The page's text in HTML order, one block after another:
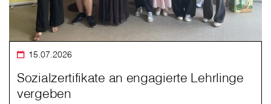
15.07.2026
Sozialzertifikate an engagierte Lehrlinge
vergeben